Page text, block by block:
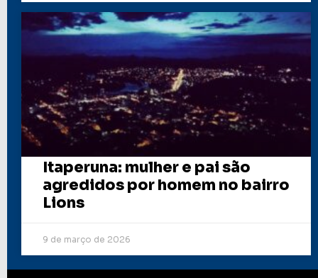
Itaperuna: mulher e pai são
agredidos por homem no bairro
Lions
9 de março de 2026